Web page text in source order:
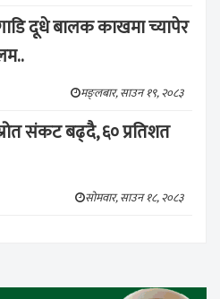
दूधे बालक काखमा च्यापेर
मङ्लबार, साउन १९, २०८३
संकट बढ्दै, ६० प्रतिशत
सोमवार, साउन १८, २०८३